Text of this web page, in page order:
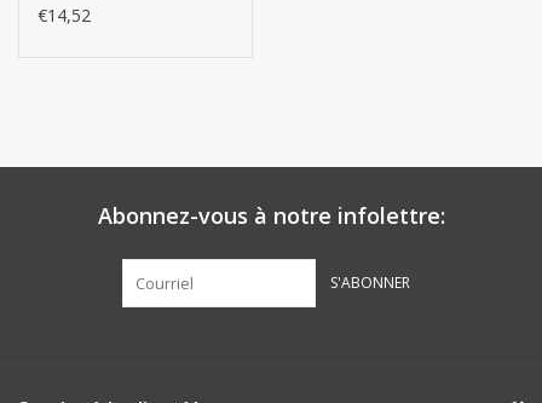
€14,52
Abonnez-vous à notre infolettre:
S'ABONNER